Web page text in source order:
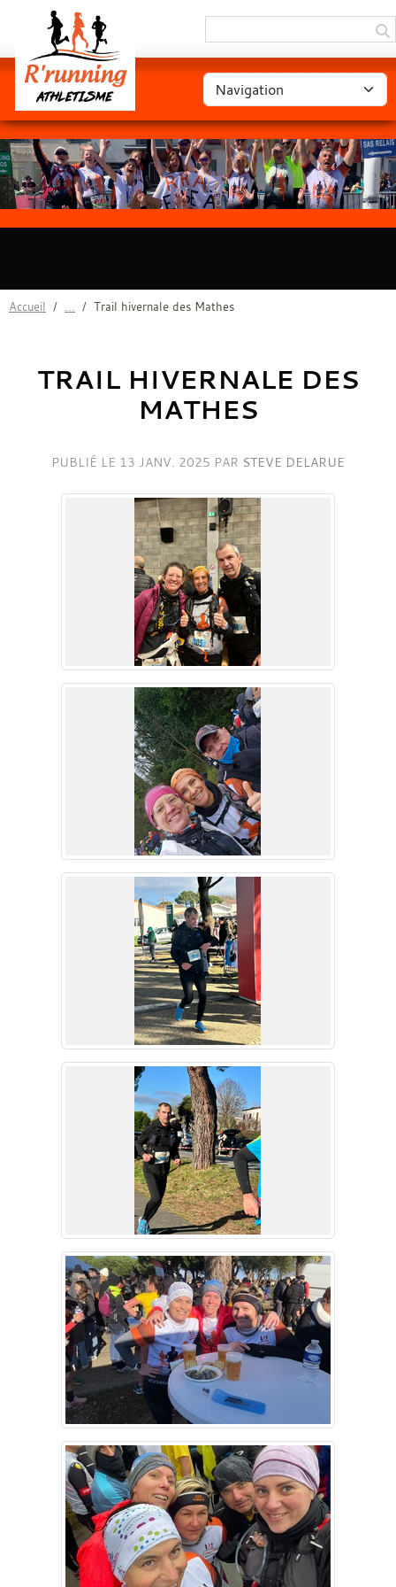
Accueil Trail hivernale des Mathes
TRAIL HIVERNALE DES
MATHES
PUBLIÉ LE 13 JANV. 2025 PAR STEVE DELARUE
Panneau de gestion des cookies